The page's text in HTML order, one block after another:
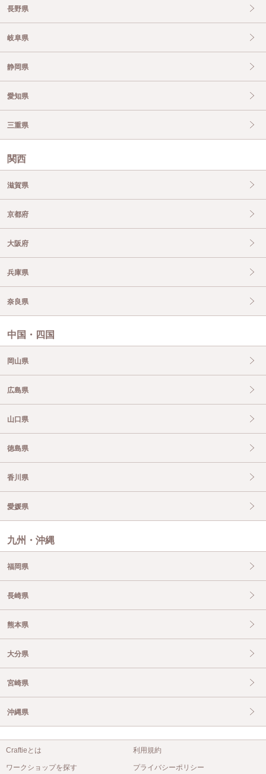
長野県
岐阜県
静岡県
愛知県
三重県
関西
滋賀県
京都府
大阪府
兵庫県
奈良県
中国・四国
岡山県
広島県
山口県
徳島県
香川県
愛媛県
九州・沖縄
福岡県
長崎県
熊本県
大分県
宮崎県
沖縄県
Craftieとは
ワークショップを探す
利用規約
プライバシーポリシー